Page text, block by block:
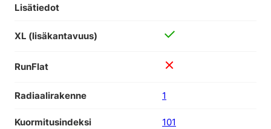
Lisätiedot
XL (lisäkantavuus)
RunFlat
Radiaalirakenne 1
Kuormitusindeksi 101